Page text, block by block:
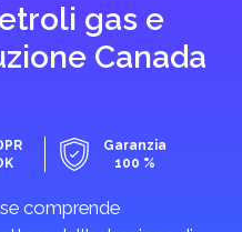
gas e
Canada
Garanzia
100 %
comprende